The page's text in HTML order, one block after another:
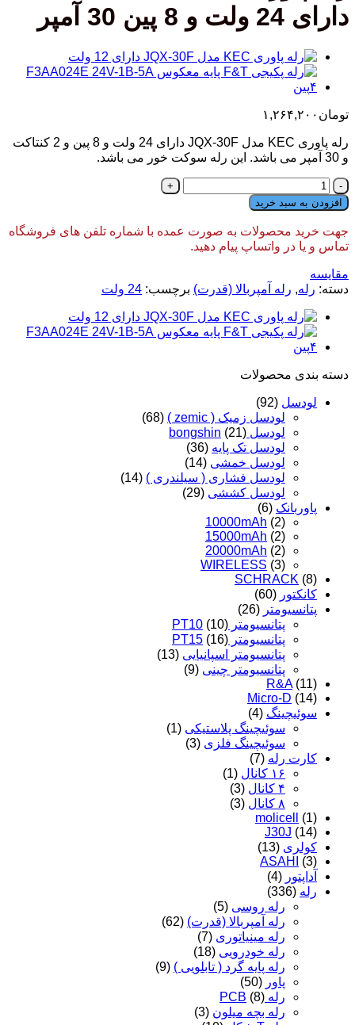
دارای 24 ولت و 8 پین 30 آمپر
تومان ۱,۲۶۴,۲۰۰
رله پاوری KEC مدل JQX-30F دارای 24 ولت و 8 پین و 2 کنتاکت
و 30 آمپر می باشد. این رله سوکت خور می باشد.
رله
پاوری
KEC
مدل
JQX-
30F
دارای
24
و
پین
آمپر
افزودن به سبد خرید
جهت خرید محصولات به صورت عمده با شماره تلفن های فروشگاه
تماس و یا در واتساپ پیام دهید.
مقایسه
دسته: رله, رله آمپربالا (قدرت) برچسب: 24 ولت
دسته‌ بندی محصولات
لودسل (92)
لودسل زمیک ( zemic )
(68)
لودسل bongshin (21)
لودسل تک پایه (36)
لودسل خمشی (14)
لودسل فشاری ( سیلندری ) (14)
لودسل کششی (29)
پاوربانک (6)
10000mAh (2)
15000mAh (2)
20000mAh (2)
WIRELESS (3)
SCHRACK (8)
کانکتور (60)
پتانسیومتر (26)
پتانسیومتر PT10 (10)
پتانسیومتر PT15 (16)
پتانسیومتر اسپانیایی (13)
پتانسیومتر چینی (9)
R&A (11)
Micro-D (14)
سوئیچینگ (4)
سوئیچینگ پلاستیکی (1)
سوئیچینگ فلزی (3)
کارت رله (7)
۱۶ کانال
(1)
۴ کانال
(3)
۸ کانال
(3)
molicell
(1)
J30J (14)
کولری (13)
ASAHI
(3)
آداپتور (4)
رله (336)
رله روسی (5)
رله آمپربالا (قدرت) (62)
رله مینیاتوری (7)
رله خودرویی (18)
رله پایه گرد ( تابلویی ) (9)
پاور (50)
رله PCB (8)
رله بچه میلون (3)